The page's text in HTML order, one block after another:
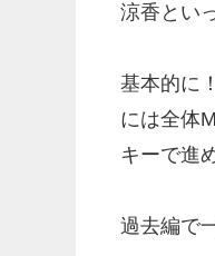
涼香とい
基本的に
には全体
キーで進
過去編で